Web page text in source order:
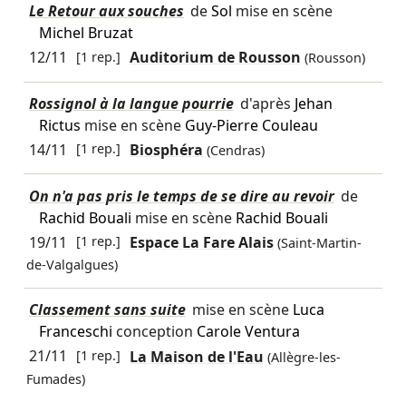
Le Retour aux souches deSol mise en scène
Michel Bruzat
12/11
[1 rep.] Auditorium de Rousson (Rousson)
Rossignol à la langue pourrie d'après Jehan
Rictus mise en scène Guy-Pierre Couleau
14/11
[1 rep.] Biosphéra (Cendras)
On n'a pas pris le temps de se dire au revoir de
Rachid Bouali mise en scène Rachid Bouali
19/11
[1 rep.] Espace La Fare Alais (Saint-Martin-
de-Valgalgues)
Classement sans suite mise en scène Luca
Franceschi conception Carole Ventura
21/11
[1 rep.] La Maison de l'Eau (Allègre-les-
Fumades)